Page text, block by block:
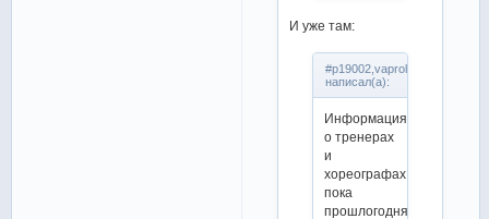
И уже там:
#p19002,vaprol
написал(а):
Информация
о тренерах
и
хореографах
пока
прошлогодняя.